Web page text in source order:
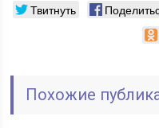
Твитнуть
Похожие